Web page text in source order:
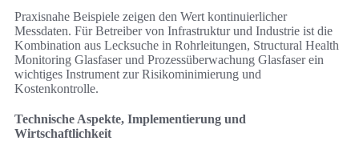
Praxisnahe Beispiele zeigen den Wert kontinuierlicher
Messdaten. Für Betreiber von Infrastruktur und Industrie ist die
Kombination aus Lecksuche in Rohrleitungen, Structural Health
Monitoring Glasfaser und Prozessüberwachung Glasfaser ein
wichtiges Instrument zur Risikominimierung und
Kostenkontrolle.
Technische Aspekte, Implementierung und
Wirtschaftlichkeit